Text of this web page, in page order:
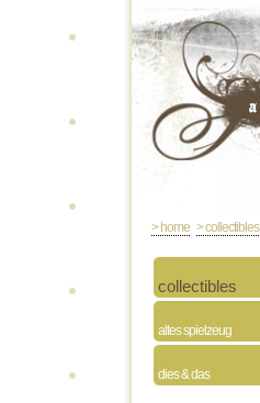
> home > collectibles
collectibles
altes spielzeug
dies & das